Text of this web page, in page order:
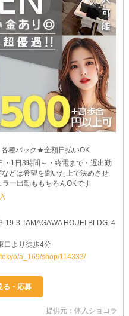
種バック★全額日払いOK
1日3時間～・終電まで・遅出勤
どは希望を聞いた上で決めさせ
ー出勤ももちろんOKです
19-3 TAMAGAWA HOUEI BLDG. 4
口より徒歩4分
a_169/shop/114333/
提供元：体入ショコラ